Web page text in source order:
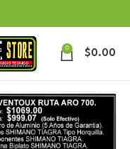
0 $0.00